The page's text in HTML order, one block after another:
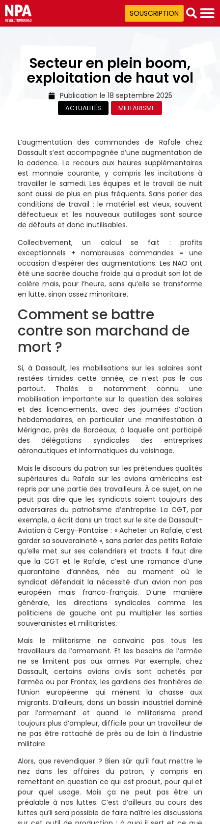
SOUSCRIPTION
Secteur en plein boom,
exploitation de haut vol
Publication le 18 septembre 2025
ACTUALITÉS MILITARISME
L’augmentation des commandes de Rafale chez
Dassault s’est accompagnée d’une augmentation de
la cadence. Le recours aux heures supplémentaires
est monnaie courante, y compris les incitations à
travailler le samedi. Les équipes et le travail de nuit
sont aussi de plus en plus fréquents. Sans parler des
conditions de travail : le matériel est vieux, souvent
défectueux et les nouveaux outillages sont source
de défauts et donc inutilisables.
Collectivement, un calcul se fait : profits
exceptionnels + nombreuses commandes = une
occasion d’espérer des augmentations. Les NAO ont
été une sacrée douche froide qui a produit son lot de
colère mais, pour l’heure, sans qu’elle se transforme
en lutte, sinon assez minoritaire.
Comment se battre
contre son marchand de
mort ?
Si, à Dassault, les mobilisations sur les salaires sont
restées timides cette année, ce n’est pas le cas
partout. Thalès a notamment connu une
mobilisation importante sur la question des salaires
et des licenciements, avec des journées d’action
hebdomadaires, en particulier une manifestation à
Mérignac, près de Bordeaux, à laquelle ont participé
des délégations syndicales des entreprises
aéronautiques et informatiques du voisinage.
Mais le discours du patron sur les prétendues qualités
supérieures du Rafale sur les avions américains est
repris par une partie des travailleurs. À ce sujet, on ne
peut pas dire que les syndicats soient toujours des
adversaires du patriotisme d’entreprise. La CGT, par
exemple, a écrit dans un tract sur le site de Dassault-
Aviation à Cergy-Pontoise : « Acheter un Rafale, c’est
garder sa souveraineté », sans parler des petits Rafale
qu’elle met sur ses calendriers et tracts. Il faut dire
que la CGT et le Rafale, c’est une romance d’une
quarantaine d’années, née au moment où le
syndicat défendait la nécessité d’un avion non pas
européen mais franco-français. D’une manière
générale, les directions syndicales comme les
politiciens de gauche ont pu multiplier les sorties
souverainistes et militaristes.
Mais le militarisme ne convainc pas tous les
travailleurs de l’armement. Et les besoins de l’armée
ne se limitent pas aux armes. Par exemple, chez
Dassault, certains avions civils sont achetés par
l’armée ou par Frontex, les gardiens des frontières de
l’Union européenne qui mènent la chasse aux
migrants. D’ailleurs, dans un bassin industriel dominé
par l’armement et quand le militarisme prend
toujours plus d’ampleur, difficile pour un travailleur de
ne pas être rattaché de près ou de loin à l’industrie
militaire.
Alors, que revendiquer ? Bien sûr qu’il faut mettre le
nez dans les affaires du patron, y compris en
remettant en question ce qui est produit, pour qui et
pour quel usage. Mais ça ne peut pas être un
préalable à nos luttes. C’est d’ailleurs au cours des
luttes qu’il sera possible de faire naître les discussions